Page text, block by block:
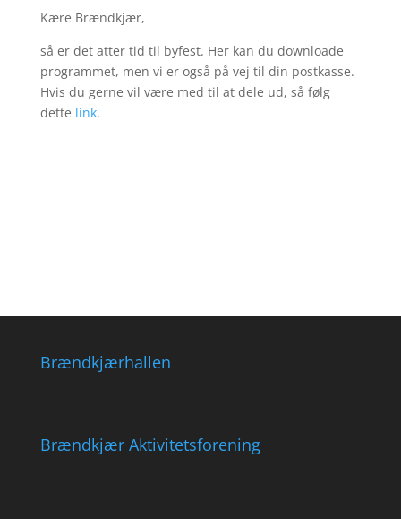
Kære Brændkjær,
så er det atter tid til byfest. Her kan du downloade
programmet, men vi er også på vej til din postkasse.
Hvis du gerne vil være med til at dele ud, så følg
dette link.
Brændkjærhallen
Brændkjær Aktivitetsforening